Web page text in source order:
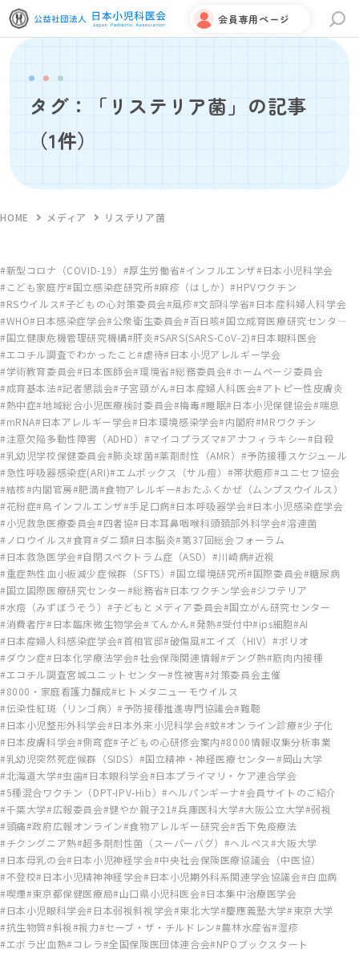
会員専用ページ
タグ：「リステリア菌」の記事
（1件）
HOME メディア リステリア菌
新型コロナ（COVID-19） 厚生労働省 インフルエンザ 日本小児科学会
こども家庭庁 国立感染症研究所 麻疹（はしか） HPVワクチン
RSウイルス 子どもの心対策委員会 風疹 文部科学省 日本産科婦人科学会
WHO 日本感染症学会 公衆衛生委員会 百日咳 国立成育医療研究センタ―
国立健康危機管理研究機構 肝炎 SARS(SARS-CoV-2)
日本眼科医会
エコチル調査でわかったこと 虐待 日本小児アレルギー学会
学術教育委員会 日本医師会 環境省 総務委員会 ホームページ委員会
成育基本法 記者懇談会 子宮頸がん 日本産婦人科医会 アトピー性皮膚炎
熱中症 地域総合小児医療検討委員会 梅毒 睡眠 日本小児保健協会 喘息
mRNA 日本アレルギー学会 日本環境感染学会 内閣府 MRワクチン
注意欠陥多動性障害（ADHD）
マイコプラズマ アナフィラキシー
自殺
乳幼児学校保健委員会 肺炎球菌 薬剤耐性（AMR）
予防接種スケジュール
急性呼吸器感染症(ARI) エムポックス（サル痘） 帯状疱疹 ユニセフ協会
結核 内閣官房 肥満 食物アレルギー おたふくかぜ（ムンプスウイルス）
花粉症 鳥インフルエンザ 手足口病 日本呼吸器学会 日本小児感染症学会
小児救急医療委員会 四者協 日本耳鼻咽喉科頭頚部外科学会 溶連菌
ノロウイルス 食育 ダニ類 日本脳炎 第37回総会フォーラム
日本救急医学会 自閉スペクトラム症（ASD） 川崎病 近視
重症熱性血小板減少症候群（SFTS） 国立環境研究所 国際委員会 糖尿病
国立国際医療研究センター 総務省 日本ワクチン学会 ジフテリア
水痘（みずぼうそう）
子どもとメディア委員会 国立がん研究センター
消費者庁 日本臨床微生物学会 てんかん 発熱 受付中 ips細胞 AI
日本産婦人科感染症学会 首相官邸 破傷風 エイズ（HIV） ポリオ
ダウン症 日本化学療法学会 社会保険関連情報 デング熱 筋肉内接種
エコチル調査宮城ユニットセンター 性被害 対策委員会主催
8000・家庭看護力醸成 ヒトメタニューモウイルス
伝染性紅斑（リンゴ病） 予防接種推進専門協議会 難聴
日本小児整形外科学会 日本外来小児科学会 蚊 オンライン診療 少子化
日本皮膚科学会 側弯症 子どもの心研修会案内 8000情報収集分析事業
乳幼児突然死症候群（SIDS）
国立精神・神経医療センター 岡山大学
北海道大学 虫歯 日本眼科学会 日本プライマリ・ケア連合学会
5種混合ワクチン（DPT-IPV-Hib） ヘルパンギーナ 会員サイトのご紹介
千葉大学 広報委員会 健やか親子21 兵庫医科大学 大阪公立大学 弱視
頭痛 政府広報オンライン 食物アレルギー研究会 舌下免疫療法
チクングニア熱 超多剤耐性菌（スーパーバグ） ヘルペス
大阪大学
日本母乳の会 日本小児神経学会 中央社会保険医療協議会（中医協）
不登校 日本小児精神神経学会 日本小児期外科系関連学会協議会 白血病
喫煙 東京都保健医療局 山口県小児科医会 日本集中治療医学会
日本小児眼科学会 日本弱視斜視学会 東北大学 慶應義塾大学 東京大学
抗生物質 斜視 視力 セーブ・ザ・チルドレン 農林水産省 湿疹
エボラ出血熱 コレラ 全国保険医団体連合会 NPOブックスタート